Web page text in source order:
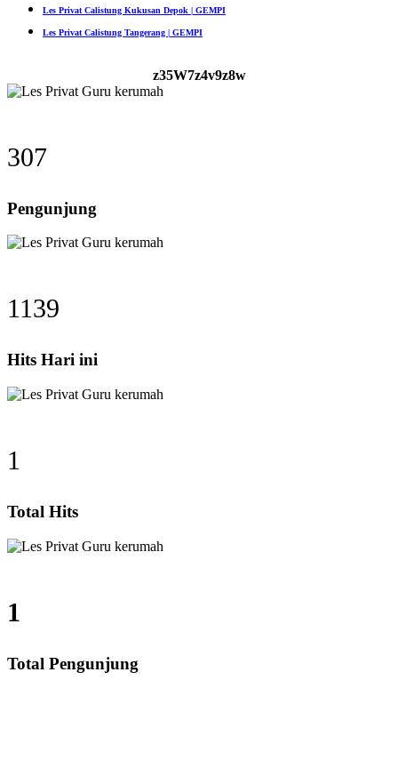
Les Privat Calistung Kukusan Depok | GEMPI
Les Privat Calistung Tangerang | GEMPI
z35W7z4v9z8w
307
Pengunjung
1139
Hits Hari ini
1
Total Hits
1
Total Pengunjung